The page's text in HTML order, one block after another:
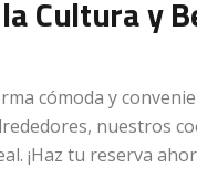
Cultura y
cómoda y
nuestros
¡Haz tu reserva